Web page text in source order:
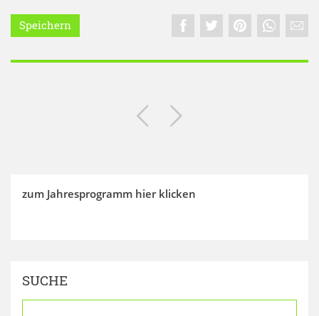
Speichern
zum Jahresprogramm hier klicken
SUCHE